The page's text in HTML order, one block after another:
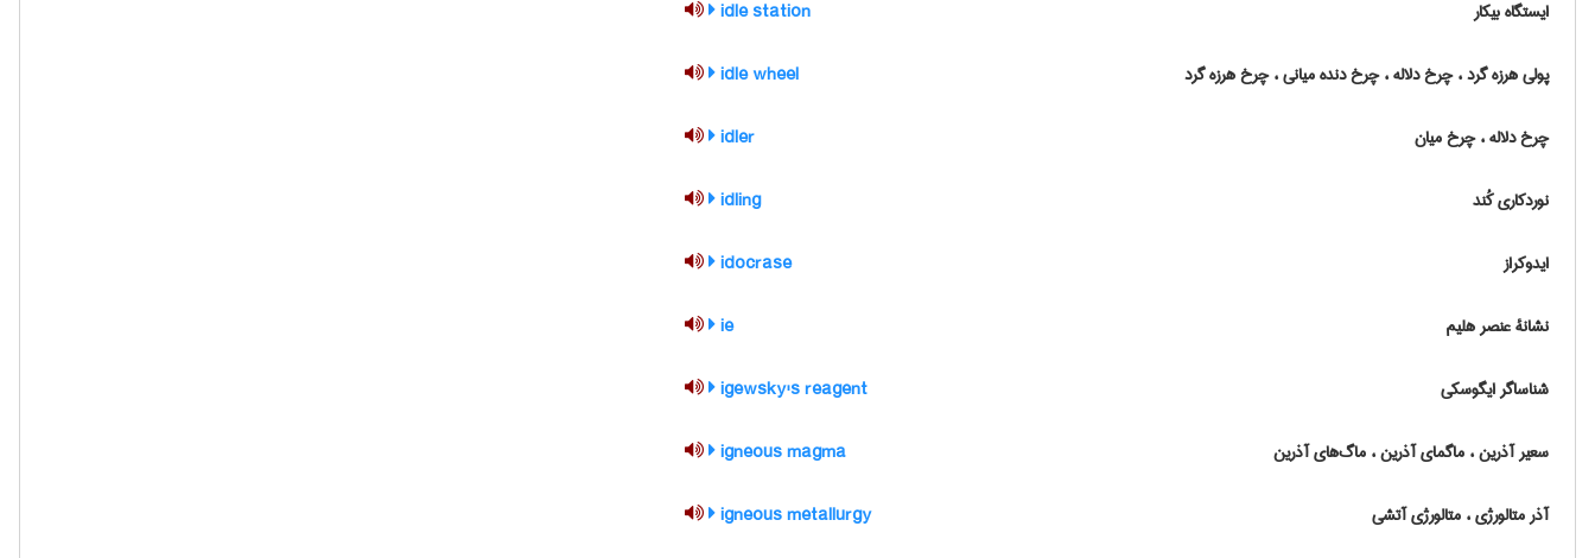
ایستگاه بیکار idle station
پولی هرزه گرد ، چرخ دلاله ، چرخ دنده میانی ، چرخ هرزه گرد idle wheel
چرخ دلاله ، چرخ میان idler
نوردکاری کُند idling
ایدوکراز idocrase
نشانۀ عنصر هلیم ie
شناساگر ایگوسکی igewsky's reagent
سعیر آذرین ، ماگمای آذرین ، ماگ‌های آذرین igneous magma
آذر متالورژی ، متالورژی آتشی igneous metallurgy